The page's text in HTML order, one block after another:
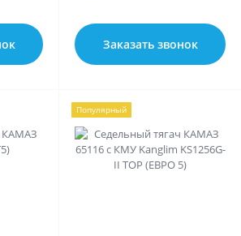
Заказать звонок
Популярный